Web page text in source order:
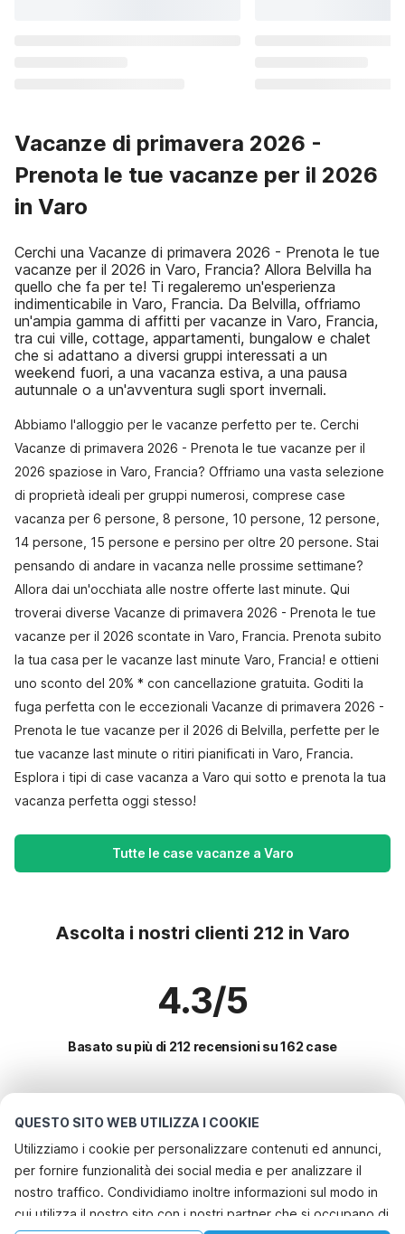
QUESTO SITO WEB UTILIZZA I COOKIE
Utilizziamo i cookie per personalizzare contenuti ed annunci,
per fornire funzionalità dei social media e per analizzare il
nostro traffico. Condividiamo inoltre informazioni sul modo in
cui utilizza il nostro sito con i nostri partner che si occupano di
Vacanze di primavera 2026 -
Prenota le tue vacanze per il 2026
in Varo
Cerchi una Vacanze di primavera 2026 - Prenota le tue
vacanze per il 2026 in Varo, Francia? Allora Belvilla ha
quello che fa per te! Ti regaleremo un'esperienza
indimenticabile in Varo, Francia. Da Belvilla, offriamo
un'ampia gamma di affitti per vacanze in Varo, Francia,
tra cui ville, cottage, appartamenti, bungalow e chalet
che si adattano a diversi gruppi interessati a un
weekend fuori, a una vacanza estiva, a una pausa
autunnale o a un'avventura sugli sport invernali.
Abbiamo l'alloggio per le vacanze perfetto per te. Cerchi
Vacanze di primavera 2026 - Prenota le tue vacanze per il
2026 spaziose in Varo, Francia? Offriamo una vasta selezione
di proprietà ideali per gruppi numerosi, comprese case
vacanza per 6 persone, 8 persone, 10 persone, 12 persone,
14 persone, 15 persone e persino per oltre 20 persone. Stai
pensando di andare in vacanza nelle prossime settimane?
Allora dai un'occhiata alle nostre offerte last minute. Qui
troverai diverse Vacanze di primavera 2026 - Prenota le tue
vacanze per il 2026 scontate in Varo, Francia. Prenota subito
la tua casa per le vacanze last minute Varo, Francia! e ottieni
uno sconto del 20% * con cancellazione gratuita. Goditi la
fuga perfetta con le eccezionali Vacanze di primavera 2026 -
Prenota le tue vacanze per il 2026 di Belvilla, perfette per le
tue vacanze last minute o ritiri pianificati in Varo, Francia.
Esplora i tipi di case vacanza a Varo qui sotto e prenota la tua
vacanza perfetta oggi stesso!
Tutte le case vacanze a Varo
Ascolta i nostri clienti 212 in Varo
4.3/5
Basato su più di 212 recensioni su 162 case
Le destinazioni più popolari per le
vacanze
Servizi più popolari per le vacanze in Varo
Casa vacanze a misura di bambino
Le migliori regioni con i migliori servizi per le vacanze